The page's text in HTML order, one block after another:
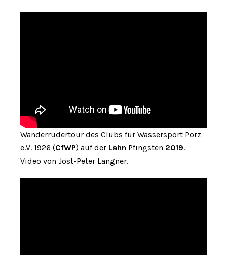
Wanderrudertour des Clubs für Wassersport Porz
e.V. 1926 (CfWP) auf der Lahn Pfingsten 2019.
Video von Jost-Peter Langner.